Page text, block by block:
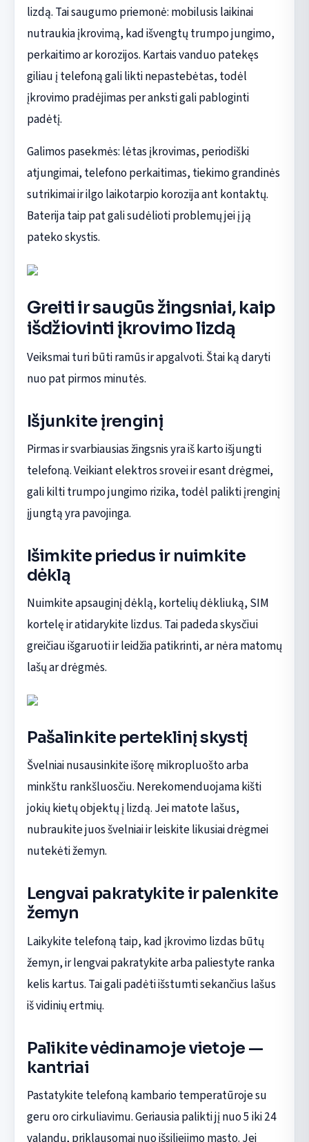
lizdą. Tai saugumo priemonė: mobilusis laikinai
nutraukia įkrovimą, kad išvengtų trumpo jungimo,
perkaitimo ar korozijos. Kartais vanduo patekęs
giliau į telefoną gali likti nepastebėtas, todėl
įkrovimo pradėjimas per anksti gali pabloginti
padėtį.
Galimos pasekmės: lėtas įkrovimas, periodiški
atjungimai, telefono perkaitimas, tiekimo grandinės
sutrikimai ir ilgo laikotarpio korozija ant kontaktų.
Baterija taip pat gali sudėlioti problemų jei į ją
pateko skystis.
Greiti ir saugūs žingsniai, kaip
išdžiovinti įkrovimo lizdą
Veiksmai turi būti ramūs ir apgalvoti. Štai ką daryti
nuo pat pirmos minutės.
Išjunkite įrenginį
Pirmas ir svarbiausias žingsnis yra iš karto išjungti
telefoną. Veikiant elektros srovei ir esant drėgmei,
gali kilti trumpo jungimo rizika, todėl palikti įrenginį
įjungtą yra pavojinga.
Išimkite priedus ir nuimkite
dėklą
Nuimkite apsauginį dėklą, kortelių dėkliuką, SIM
kortelę ir atidarykite lizdus. Tai padeda skysčiui
greičiau išgaruoti ir leidžia patikrinti, ar nėra matomų
lašų ar drėgmės.
Pašalinkite perteklinį skystį
Švelniai nusausinkite išorę mikropluošto arba
minkštu rankšluosčiu. Nerekomenduojama kišti
jokių kietų objektų į lizdą. Jei matote lašus,
nubraukite juos švelniai ir leiskite likusiai drėgmei
nutekėti žemyn.
Lengvai pakratykite ir palenkite
žemyn
Laikykite telefoną taip, kad įkrovimo lizdas būtų
žemyn, ir lengvai pakratykite arba paliestyte ranka
kelis kartus. Tai gali padėti išstumti sekančius lašus
iš vidinių ertmių.
Palikite vėdinamoje vietoje —
kantriai
Pastatykite telefoną kambario temperatūroje su
geru oro cirkuliavimu. Geriausia palikti jį nuo 5 iki 24
valandų, priklausomai nuo išsiliejimo masto. Jei